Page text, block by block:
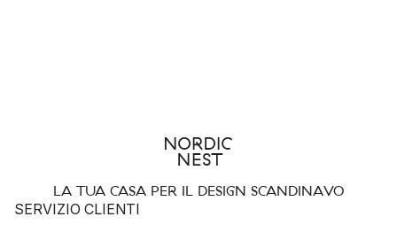
LA TUA CASA PER IL DESIGN SCANDINAVO
SERVIZIO CLIENTI